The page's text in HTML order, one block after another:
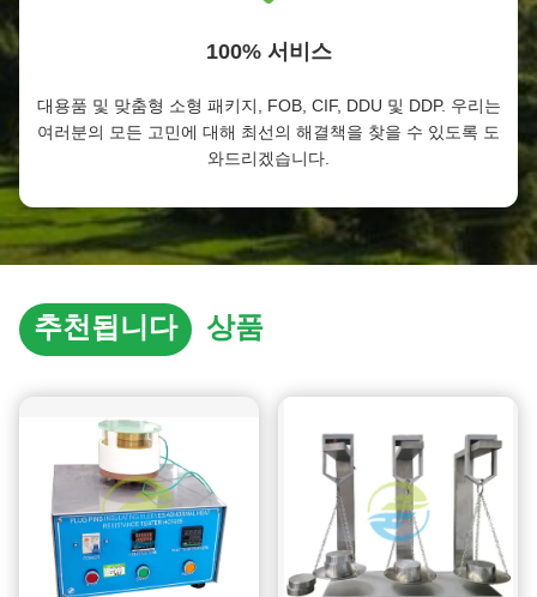
100% 서비스
대용품 및 맞춤형 소형 패키지, FOB, CIF, DDU 및 DDP. 우리는
여러분의 모든 고민에 대해 최선의 해결책을 찾을 수 있도록 도
와드리겠습니다.
추천됩니다 상품